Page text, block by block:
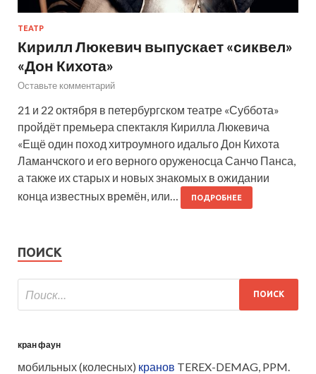
ТЕАТР
Кирилл Люкевич выпускает «сиквел»
«Дон Кихота»
Оставьте комментарий
21 и 22 октября в петербургском театре «Суббота»
пройдёт премьера спектакля Кирилла Люкевича
«Ещё один поход хитроумного идальго Дон Кихота
Ламанчского и его верного оруженосца Санчо Панса,
а также их старых и новых знакомых в ожидании
конца известных времён, или…
ПОДРОБНЕЕ
ПОИСК
кран фаун
мобильных (колесных) кранов TEREX-DEMAG, PPM.